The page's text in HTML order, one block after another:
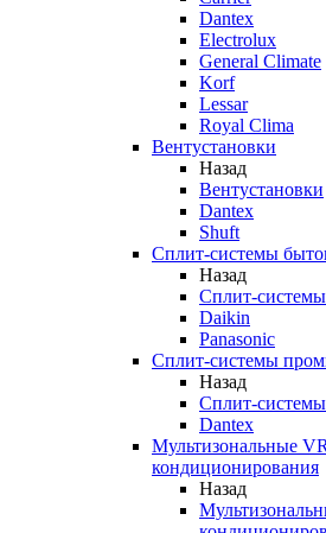
Dantex
Electrolux
General Climate
Korf
Lessar
Royal Clima
Вентустановки
Назад
Вентустановки
Dantex
Shuft
Сплит-системы
Назад
Сплит-
Daikin
Panasonic
Сплит-системы
Назад
Сплит-
Dantex
Мультизональные
кондиционирования
Назад